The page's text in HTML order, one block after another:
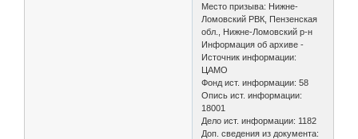
Место призыва: Нижне-
Ломовский РВК, Пензенская
обл., Нижне-Ломовский р-н
Информация об архиве -
Источник информации:
ЦАМО
Фонд ист. информации: 58
Опись ист. информации:
18001
Дело ист. информации: 1182
Доп. сведения из документа: